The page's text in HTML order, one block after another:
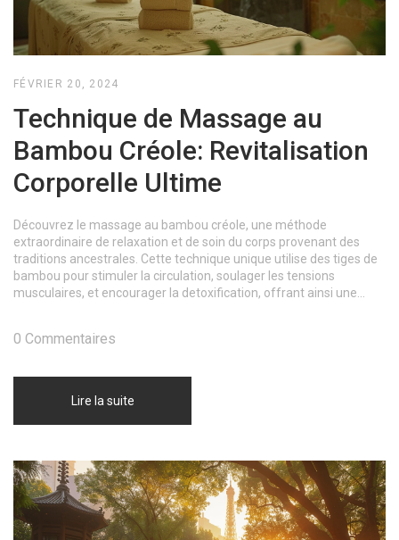
FÉVRIER 20, 2024
Technique de Massage au
Bambou Créole: Revitalisation
Corporelle Ultime
Découvrez le massage au bambou créole, une méthode
extraordinaire de relaxation et de soin du corps provenant des
traditions ancestrales. Cette technique unique utilise des tiges de
bambou pour stimuler la circulation, soulager les tensions
musculaires, et encourager la detoxification, offrant ainsi une
Lire la suite
0 Commentaires